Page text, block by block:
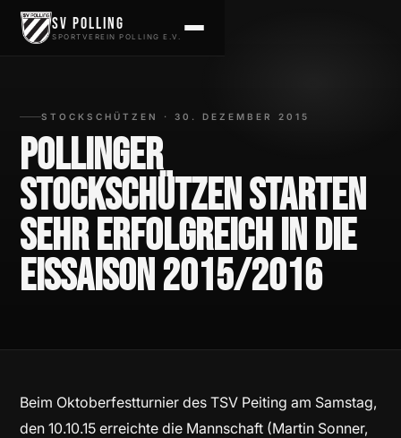
Zum Inhalt springen
SV Polling
SPORTVEREIN POLLING E.V.
STOCKSCHÜTZEN · 30. DEZEMBER 2015
Pollinger
Stockschützen starten
sehr erfolgreich in die
Eissaison 2015/2016
Beim Oktoberfestturnier des TSV Peiting am Samstag,
den 10.10.15 erreichte die Mannschaft (Martin Sonner,